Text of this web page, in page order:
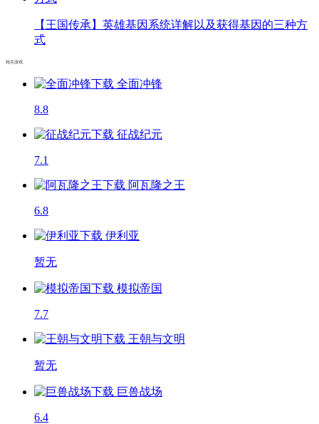
【王国传承】英雄基因系统详解以及获得基因的三种方
式
相关游戏
全面冲锋
8.8
征战纪元
7.1
阿瓦隆之王
6.8
伊利亚
暂无
模拟帝国
7.7
王朝与文明
暂无
巨兽战场
6.4